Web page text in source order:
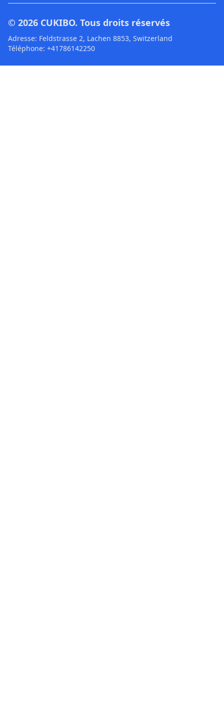
© 2026 CUKIBO. Tous droits réservés
Adresse: Feldstrasse 2, Lachen 8853, Switzerland
Téléphone: +41786142250